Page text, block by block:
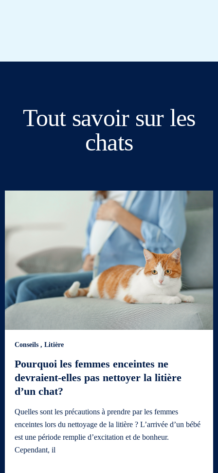
Tout savoir sur les
chats
Conseils , Litière
Pourquoi les femmes enceintes ne
devraient-elles pas nettoyer la litière
d’un chat?
Quelles sont les précautions à prendre par les femmes
enceintes lors du nettoyage de la litière ? L’arrivée d’un bébé
est une période remplie d’excitation et de bonheur.
Cependant, il